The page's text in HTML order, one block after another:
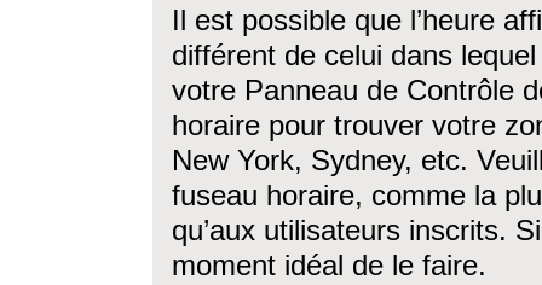
Il est possible que l’heure
différent de celui dans
votre Panneau de Contrôle
horaire pour trouver votre
New York, Sydney, etc.
fuseau horaire, comme la
qu’aux utilisateurs inscrits.
moment idéal de le faire.